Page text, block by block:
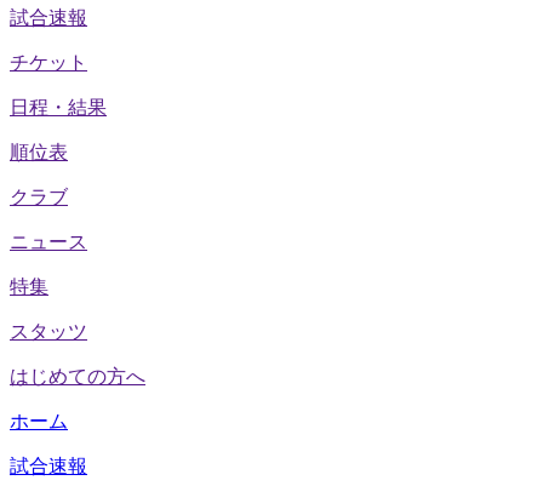
試合速報
チケット
日程・結果
順位表
クラブ
ニュース
特集
スタッツ
はじめての方へ
ホーム
試合速報